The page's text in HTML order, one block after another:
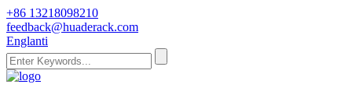
+86 13218098210
feedback@huaderack.com
Englanti